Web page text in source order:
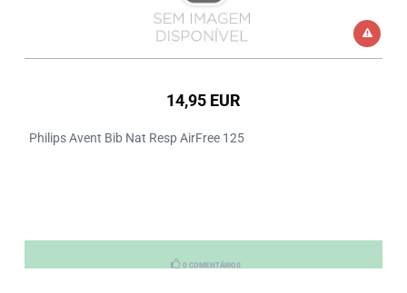
14,95 EUR
Philips Avent Bib Nat Resp AirFree 125
0 COMENTÁRIOS